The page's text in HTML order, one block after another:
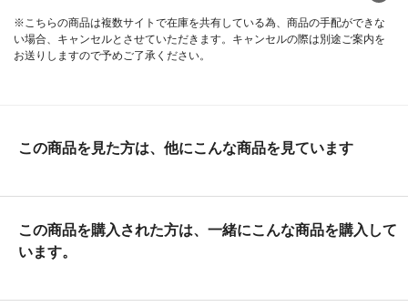
※こちらの商品は複数サイトで在庫を共有している為、商品の手配ができな
い場合、キャンセルとさせていただきます。キャンセルの際は別途ご案内を
お送りしますので予めご了承ください。
この商品を見た方は、他にこんな商品を見ています
この商品を購入された方は、一緒にこんな商品を購入して
います。